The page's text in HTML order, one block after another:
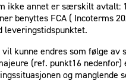
ikke annet er særskilt
benyttes FCA (
leveringstidspunktet.
kunne endres som følge
(ref. punkt16
og manglende